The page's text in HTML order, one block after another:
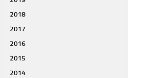
2018
2017
2016
2015
2014